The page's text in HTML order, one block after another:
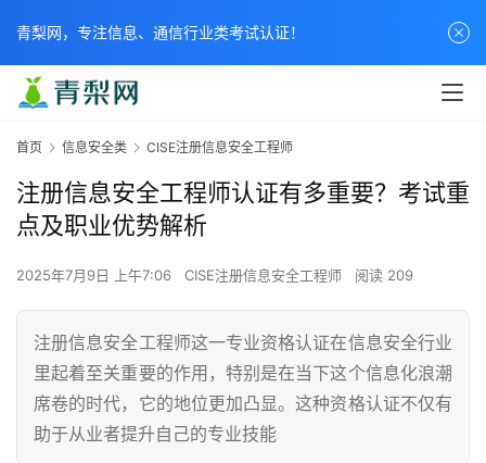
首页 信息安全类 CISE注册信息安全工程师
注册信息安全工程师认证有多重要？考试重
点及职业优势解析
2025年7月9日 上午7:06 CISE注册信息安全工程师 阅读 209
注册信息安全工程师这一专业资格认证在信息安全行业
里起着至关重要的作用，特别是在当下这个信息化浪潮
席卷的时代，它的地位更加凸显。这种资格认证不仅有
助于从业者提升自己的专业技能
青梨网，专注信息、通信行业类考试认证！